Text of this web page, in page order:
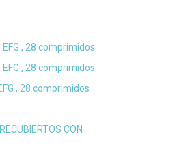
EFG , 28 comprimidos
EFG , 28 comprimidos
, 28 comprimidos
CON